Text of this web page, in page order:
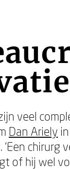
veel
Dan Ariely in
‘Een
of hij wel